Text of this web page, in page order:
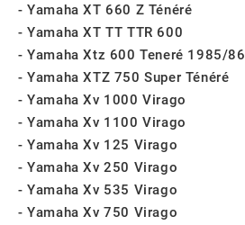
Yamaha XT 660 Z Ténéré
Yamaha XT TT TTR 600
Yamaha Xtz 600 Teneré 1985/86
Yamaha XTZ 750 Super Ténéré
Yamaha Xv 1000 Virago
Yamaha Xv 1100 Virago
Yamaha Xv 125 Virago
Yamaha Xv 250 Virago
Yamaha Xv 535 Virago
Yamaha Xv 750 Virago